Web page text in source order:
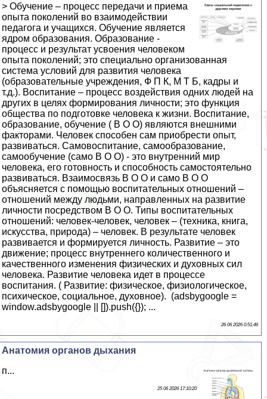
> Обучение – процесс передачи и приема
опыта поколений во взаимодействии
педагога и учащихся. Обучение является
ядром образования. Образование -
процесс и результат усвоения человеком
опыта поколений; это специально организованная
система условий для развития человека
(образовательные учреждения, Ф П К, М Т Б, кадры и
т.д.). Воспитание – процесс воздействия одних людей на
других в целях формирования личности; это функция
общества по подготовке человека к жизни. Воспитание,
образование, обучение ( В О О) являются внешними
факторами. Человек способен сам приобрести опыт,
развиваться. Самовоспитание, самообразование,
самообучение (само В О О) - это внутренний мир
человека, его готовность и способность самостоятельно
развиваться. Взаимосвязь В О О и само В О О
объясняется с помощью воспитательных отношений –
отношений между людьми, направленных на развитие
личности посредством В О О. Типы воспитательных
отношений: человек-человек, человек – (техника, книга,
искусства, природа) – человек. В результате человек
развивается и формируется личность. Развитие – это
движение; процесс внутреннего количественного и
качественного изменения физических и духовных сил
человека. Развитие человека идет в процессе
воспитания. ( Развитие: физическое, физиологическое,
психическое, социальное, духовное). (adsbygoogle =
window.adsbygoogle || []).push({}); ...
26 06 2026 0:51:46
Анатомия органов дыхания
п...
25 06 2026 17:10:20